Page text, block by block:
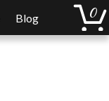
Blog